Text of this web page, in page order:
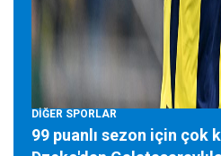
DİĞER SPORLAR
99 puanlı sezon için çok